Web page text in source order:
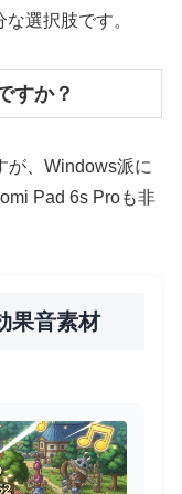
選択肢です。
すか？
が、Windows派に
Pad 6s Proも非
果音素材